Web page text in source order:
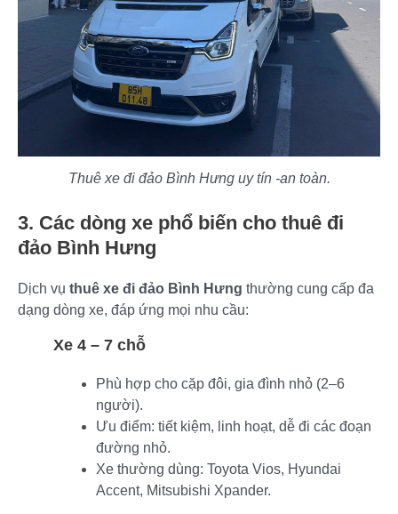
Thuê xe đi đảo Bình Hưng uy tín -an toàn.
3. Các dòng xe phổ biến cho thuê đi
đảo Bình Hưng
Dịch vụ thuê xe đi đảo Bình Hưng thường cung cấp đa
dạng dòng xe, đáp ứng mọi nhu cầu:
Xe 4 – 7 chỗ
Phù hợp cho cặp đôi, gia đình nhỏ (2–6
người).
Ưu điểm: tiết kiệm, linh hoạt, dễ đi các đoạn
đường nhỏ.
Xe thường dùng: Toyota Vios, Hyundai
Accent, Mitsubishi Xpander.